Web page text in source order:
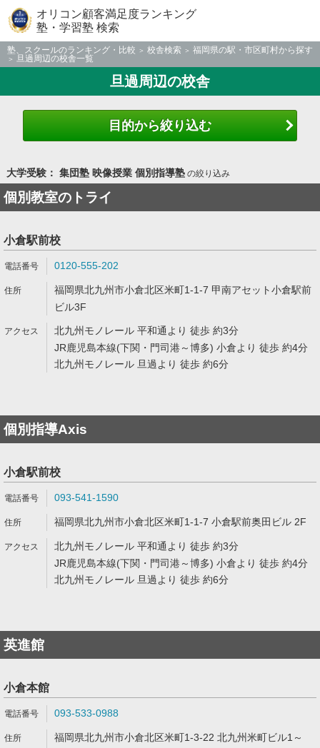
オリコン顧客満足度ランキング
塾・学習塾 検索
塾、スクールのランキング・比較 校舎検索
福岡県の駅・市区町村から探す
旦過周辺の校舎一覧
旦過周辺の校舎
目的から絞り込む
大学受験： 集団塾 映像授業 個別指導塾の絞り込み
個別教室のトライ
小倉駅前校
0120-555-202
福岡県北九州市小倉北区米町1-1-7 甲南アセット小倉駅前
ビル3F
北九州モノレール 平和通より 徒歩 約3分
JR鹿児島本線(下関・門司港～博多) 小倉より 徒歩 約4分
北九州モノレール 旦過より 徒歩 約6分
個別指導Axis
小倉駅前校
093-541-1590
福岡県北九州市小倉北区米町1-1-7 小倉駅前奥田ビル 2F
北九州モノレール 平和通より 徒歩 約3分
JR鹿児島本線(下関・門司港～博多) 小倉より 徒歩 約4分
北九州モノレール 旦過より 徒歩 約6分
英進館
小倉本館
093-533-0988
福岡県北九州市小倉北区米町1-3-22 北九州米町ビル1～